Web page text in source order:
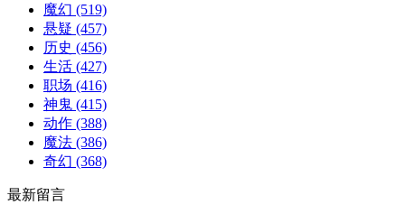
魔幻 (519)
悬疑 (457)
历史 (456)
生活 (427)
职场 (416)
神鬼 (415)
动作 (388)
魔法 (386)
奇幻 (368)
最新留言